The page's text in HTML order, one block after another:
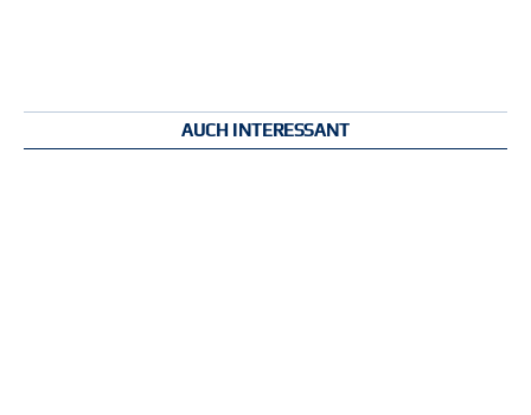
AUCH INTERESSANT